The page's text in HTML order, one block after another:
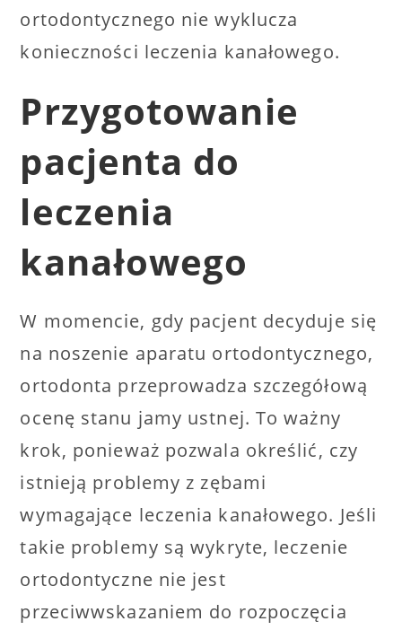
ortodontycznego nie wyklucza
konieczności leczenia kanałowego.
Przygotowanie
pacjenta do
leczenia
kanałowego
W momencie, gdy pacjent decyduje się
na noszenie aparatu ortodontycznego,
ortodonta przeprowadza szczegółową
ocenę stanu jamy ustnej. To ważny
krok, ponieważ pozwala określić, czy
istnieją problemy z zębami
wymagające leczenia kanałowego. Jeśli
takie problemy są wykryte, leczenie
ortodontyczne nie jest
przeciwwskazaniem do rozpoczęcia